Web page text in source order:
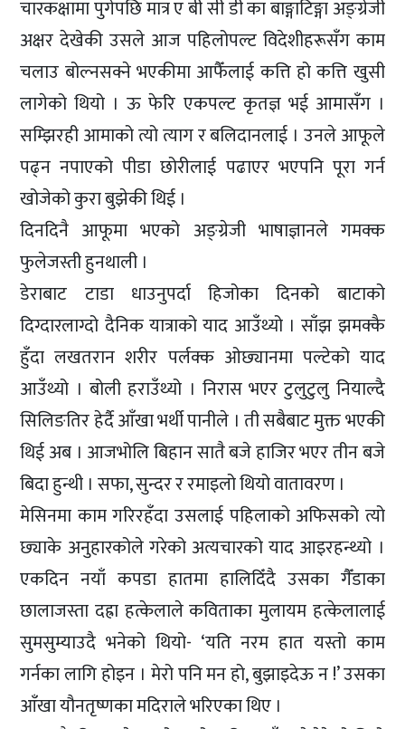
चारकक्षामा पुगेपछि मात्र ए बी सी डी का बाङ्गाटिङ्गा अङ्ग्रेजी
अक्षर देखेकी उसले आज पहिलोपल्ट विदेशीहरूसँग काम
चलाउ बोल्नसक्ने भएकीमा आफैँलाई कत्ति हो कत्ति खुसी
लागेको थियो । ऊ फेरि एकपल्ट कृतज्ञ भई आमासँग ।
सम्झिरही आमाको त्यो त्याग र बलिदानलाई । उनले आफूले
पढ्न नपाएको पीडा छोरीलाई पढाएर भएपनि पूरा गर्न
खोजेको कुरा बुझेकी थिई ।
दिनदिनै आफूमा भएको अङ्ग्रेजी भाषाज्ञानले गमक्क
फुलेजस्ती हुनथाली ।
डेराबाट टाडा धाउनुपर्दा हिजोका दिनको बाटाको
दिग्दारलाग्दो दैनिक यात्राको याद आउँथ्यो । साँझ झमक्कै
हुँदा लखतरान शरीर पर्लक्क ओछ्यानमा पल्टेको याद
आउँथ्यो । बोली हराउँथ्यो । निरास भएर टुलुटुलु नियाल्दै
सिलिङतिर हेर्दै आँखा भर्थी पानीले । ती सबैबाट मुक्त भएकी
थिई अब । आजभोलि बिहान सातै बजे हाजिर भएर तीन बजे
बिदा हुन्थी । सफा, सुन्दर र रमाइलो थियो वातावरण ।
मेसिनमा काम गरिरहँदा उसलाई पहिलाको अफिसको त्यो
छ्याके अनुहारकोले गरेको अत्यचारको याद आइरहन्थ्यो ।
एकदिन नयाँ कपडा हातमा हालिदिँदै उसका गैँडाका
छालाजस्ता दह्रा हत्केलाले कविताका मुलायम हत्केलालाई
सुमसुम्याउदै भनेको थियो- ‘यति नरम हात यस्तो काम
गर्नका लागि होइन । मेरो पनि मन हो, बुझाइदेऊ न !’ उसका
आँखा यौनतृष्णका मदिराले भरिएका थिए ।